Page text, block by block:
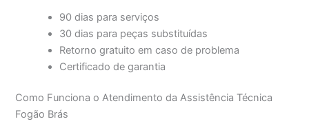
90 dias para serviços
30 dias para peças substituídas
Retorno gratuito em caso de problema
Certificado de garantia
Como Funciona o Atendimento da Assistência Técnica
Fogão Brás